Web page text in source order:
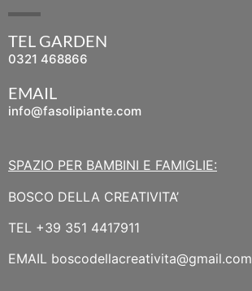
TEL GARDEN
0321 468866
EMAIL
info@fasolipiante.com
SPAZIO PER BAMBINI E FAMIGLIE:
BOSCO DELLA CREATIVITA’
TEL +39 351 4417911
EMAIL boscodellacreativita@gmail.com